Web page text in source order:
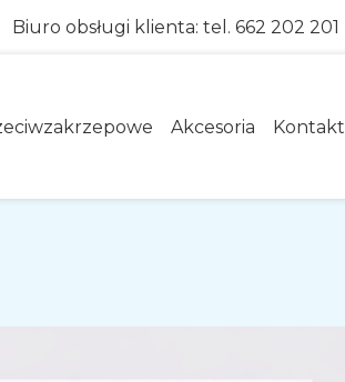
Biuro obsługi klienta: tel. 662 202 201
Akcesoria Kontakt